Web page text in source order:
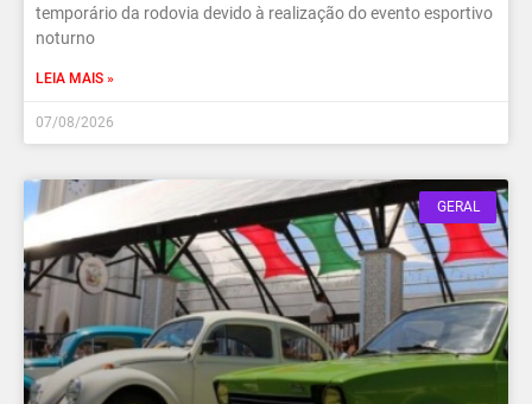
temporário da rodovia devido à realização do evento esportivo
noturno
LEIA MAIS »
07/08/2026
GERAL